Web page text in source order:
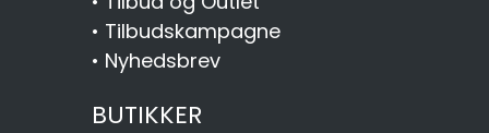
• Tilbudskampagne
• Nyhedsbrev
BUTIKKER